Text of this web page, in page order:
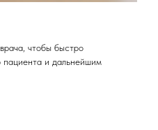
чтобы быстро
пациента и дальнейшим